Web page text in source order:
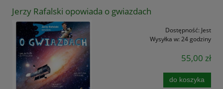
Jerzy Rafalski opowiada o gwiazdach
Dostępność: Jest
Wysyłka w: 24 godziny
55,00 zł
do koszyka